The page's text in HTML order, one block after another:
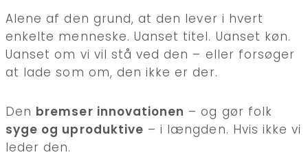
Alene af den grund, at den lever i hvert
enkelte menneske. Uanset titel. Uanset køn.
Uanset om vi vil stå ved den – eller forsøger
at lade som om, den ikke er der.
Den bremser innovationen – og gør folk
syge og uproduktive – i længden. Hvis ikke vi
leder den.